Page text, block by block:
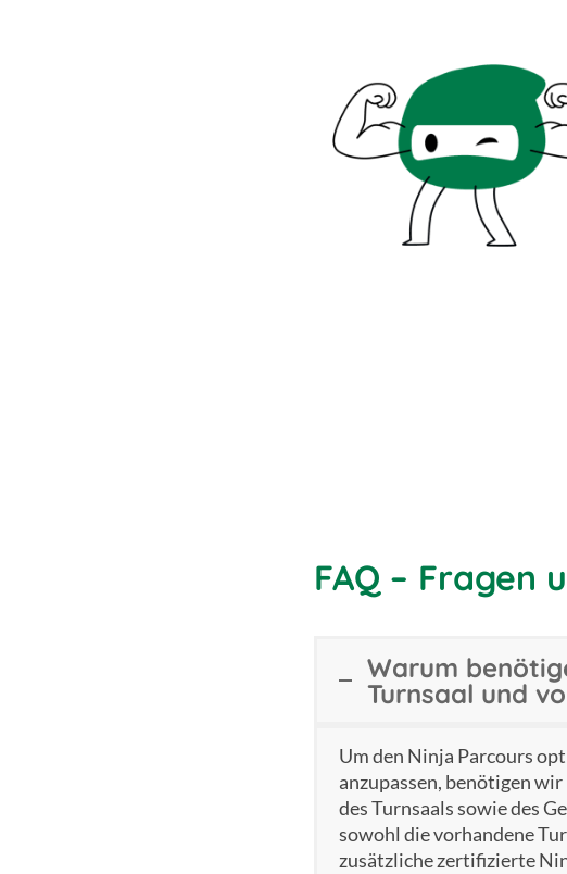
FAQ – Fragen
Warum
Turnsaal und
Um den Ninja Parcours
anzupassen, benötigen
des Turnsaals sowie des
sowohl die vorhandene
zusätzliche zertifizierte